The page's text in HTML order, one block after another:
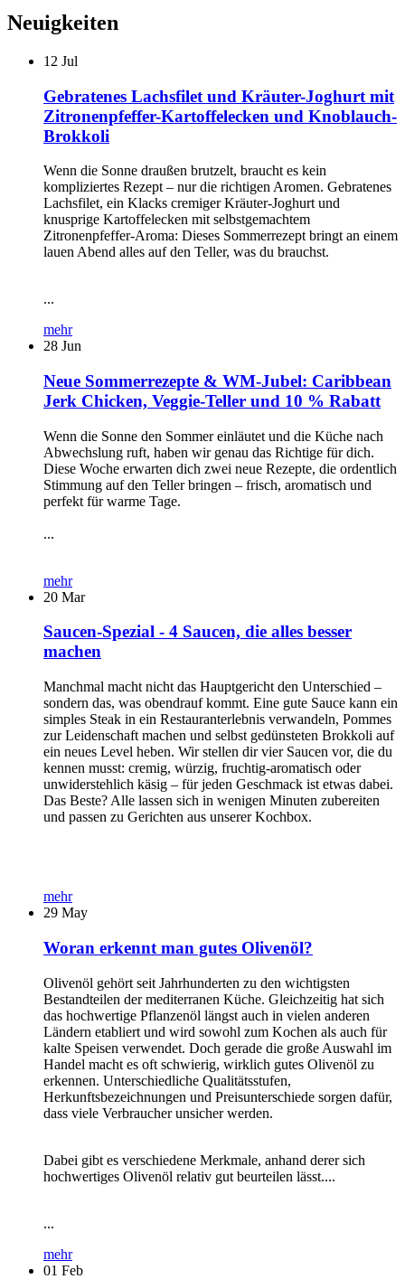
Neuigkeiten
12 Jul
Gebratenes Lachsfilet und Kräuter-Joghurt mit
Zitronenpfeffer-Kartoffelecken und Knoblauch-
Brokkoli
Wenn die Sonne draußen brutzelt, braucht es kein
kompliziertes Rezept – nur die richtigen Aromen. Gebratenes
Lachsfilet, ein Klacks cremiger Kräuter-Joghurt und
knusprige Kartoffelecken mit selbstgemachtem
Zitronenpfeffer-Aroma: Dieses Sommerrezept bringt an einem
lauen Abend alles auf den Teller, was du brauchst.
...
mehr
28 Jun
Neue Sommerrezepte & WM-Jubel: Caribbean
Jerk Chicken, Veggie-Teller und 10 % Rabatt
Wenn die Sonne den Sommer einläutet und die Küche nach
Abwechslung ruft, haben wir genau das Richtige für dich.
Diese Woche erwarten dich zwei neue Rezepte, die ordentlich
Stimmung auf den Teller bringen – frisch, aromatisch und
perfekt für warme Tage.
...
mehr
20 Mar
Saucen-Spezial - 4 Saucen, die alles besser
machen
Manchmal macht nicht das Hauptgericht den Unterschied –
sondern das, was obendrauf kommt. Eine gute Sauce kann ein
simples Steak in ein Restauranterlebnis verwandeln, Pommes
zur Leidenschaft machen und selbst gedünsteten Brokkoli auf
ein neues Level heben. Wir stellen dir vier Saucen vor, die du
kennen musst: cremig, würzig, fruchtig-aromatisch oder
unwiderstehlich käsig – für jeden Geschmack ist etwas dabei.
Das Beste? Alle lassen sich in wenigen Minuten zubereiten
und passen zu Gerichten aus unserer Kochbox.
mehr
29 May
Woran erkennt man gutes Olivenöl?
Olivenöl gehört seit Jahrhunderten zu den wichtigsten
Bestandteilen der mediterranen Küche. Gleichzeitig hat sich
das hochwertige Pflanzenöl längst auch in vielen anderen
Ländern etabliert und wird sowohl zum Kochen als auch für
kalte Speisen verwendet. Doch gerade die große Auswahl im
Handel macht es oft schwierig, wirklich gutes Olivenöl zu
erkennen. Unterschiedliche Qualitätsstufen,
Herkunftsbezeichnungen und Preisunterschiede sorgen dafür,
dass viele Verbraucher unsicher werden.
Dabei gibt es verschiedene Merkmale, anhand derer sich
hochwertiges Olivenöl relativ gut beurteilen lässt....
...
mehr
01 Feb